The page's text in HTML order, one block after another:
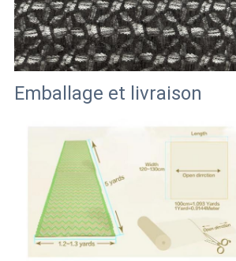
Emballage et livraison